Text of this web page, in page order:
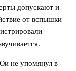
допускают и
от вспышки
не упомянул в